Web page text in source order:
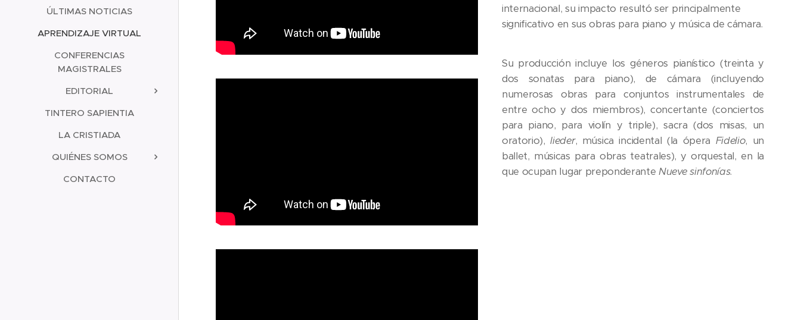
ÚLTIMAS NOTICIAS
APRENDIZAJE VIRTUAL
CONFERENCIAS
MAGISTRALES
EDITORIAL
TINTERO SAPIENTIA
LA CRISTIADA
QUIÉNES SOMOS
CONTACTO
internacional, su impacto resultó ser principalmente
significativo en sus obras para piano y música de cámara.
Su producción incluye los géneros pianístico (treinta y
dos sonatas para piano), de cámara (incluyendo
numerosas obras para conjuntos instrumentales de
entre ocho y dos miembros), concertante (conciertos
para piano, para violín y triple), sacra (dos misas, un
oratorio),lieder, música incidental (la ópera Fidelio, un
ballet, músicas para obras teatrales), y orquestal, en la
que ocupan lugar preponderanteNueve sinfonías.